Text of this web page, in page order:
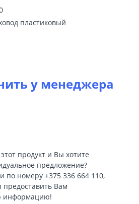
пластиковый
у менеджера
продукт и Вы хотите
предложение?
по номеру +375 336 664 110,
Вам
информацию!